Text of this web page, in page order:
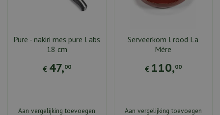
Pure - nakiri mes pure l abs
18 cm
€ 47,00
Aan vergelijking toevoegen
Serveerkom l rood La
Mère
€ 110,00
Aan vergelijking toevoegen